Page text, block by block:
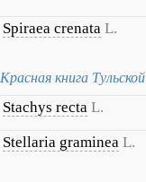
Spiraea crenata L.
Красная книга
Stachys recta L.
Stellaria graminea L.